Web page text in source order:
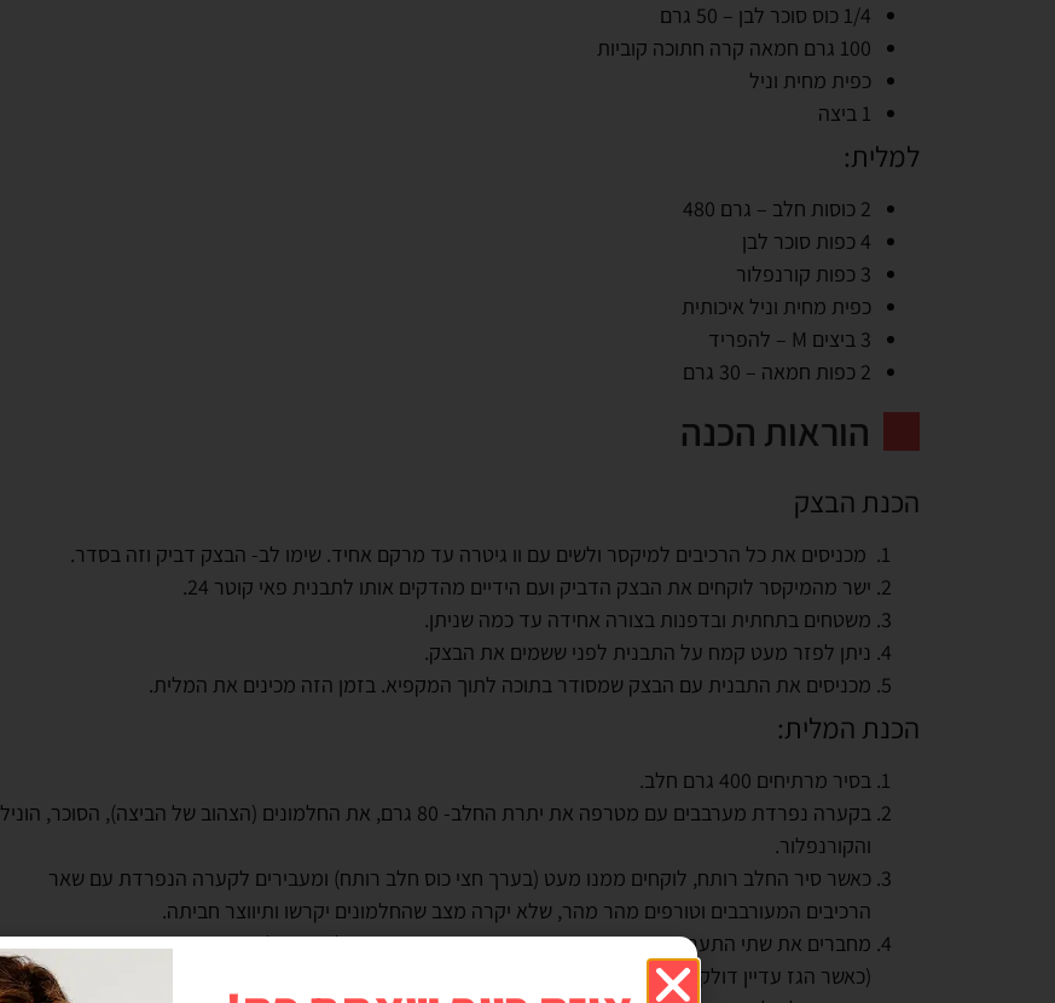
1/4 כוס סוכר לבן – 50 גרם
100 גרם חמאה קרה חתוכה קוביות
כפית מחית וניל
1 ביצה
למלית:
2 כוסות חלב – 480‪ גרם
4 כפות סוכר לבן
3 כפות קורנפלור
כפית מחית וניל איכותית
3 ביצים M – להפריד
2 כפות חמאה – 30 גרם
הוראות הכנה
הכנת הבצק
מכניסים את כל הרכיבים למיקסר ולשים עם וו גיטרה עד מרקם אחיד. שימו לב- הבצק דביק וזה בסדר.
ישר מהמיקסר לוקחים את הבצק הדביק ועם הידיים מהדקים אותו לתבנית פאי קוטר 24.
משטחים בתחתית ובדפנות בצורה אחידה עד כמה שניתן.
ניתן לפזר מעט קמח על התבנית לפני ששמים את הבצק.
מכניסים את התבנית עם הבצק שמסודר בתוכה לתוך המקפיא. בזמן הזה מכינים את המלית.
הכנת המלית:
בסיר מרתיחים 400 גרם
חלב.
בקערה נפרדת מערבבים עם מטרפה את יתרת החלב- 80 גרם, את החלמונים (הצהוב של הביצה), הסוכר, הוניל
והקורנפלור.
כאשר סיר החלב רותח, לוקחים ממנו מעט (בערך חצי כוס חלב רותח) ומעבירים לקערה הנפרדת עם שאר
הרכיבים המעורבבים וטורפים מהר מהר, שלא יקרה מצב שהחלמונים יקרשו ותיווצר חביתה.
מחברים את שתי התערובות יחד- מעבירים את התערובת שבקערה לתוך החלב החם ומערבבים עד הסמכה
(כאשר הגז עדיין דולק)-לא לעזוב את הגז, לערבב כל הזמן, ברגע שיש הסמכה מכבים את האש ומוסיפים את